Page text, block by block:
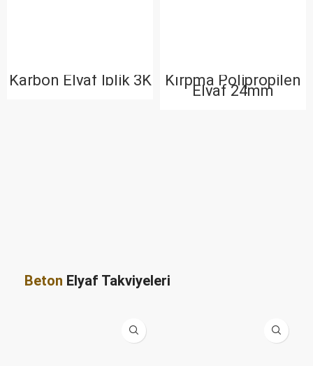
Karbon Elyaf İplik 3K Kırpma Polipropilen
Elyaf 24mm
Beton Elyaf Takviyeleri